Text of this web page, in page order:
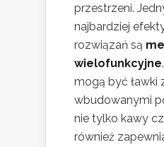
przestrzeni.
najbardziej
rozwiązań są
wielofunkcyjne
mogą być ławki
wbudowanymi
nie tylko kawy
również